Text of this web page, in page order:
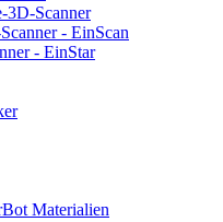
3D-Scanner
- EinScan
- EinStar
Materialien